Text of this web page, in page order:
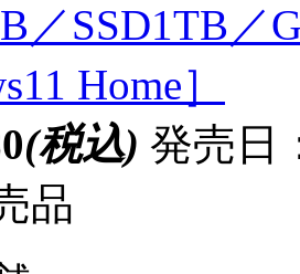
／SSD1TB／
Home］
(税込) 発売日
品